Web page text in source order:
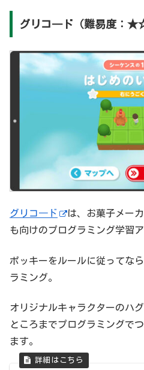
グリコ―ド（難易度：
グリコ―ド
は、お菓子メー
も向けのプログラミング学習ア
ポッキーをルールに従ってな
ラミング。
オリジナルキャラクターのハ
ところまでプログラミングで
ます。